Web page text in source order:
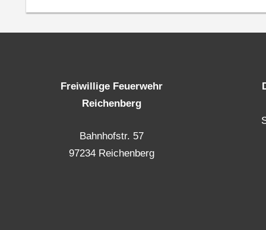
Freiwillige Feuerwehr
Reichenberg
Bahnhofstr. 57
97234 Reichenberg